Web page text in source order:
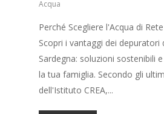
Acqua
Perché Scegliere l'Acqua di
Scopri i vantaggi dei depuratori
Sardegna: soluzioni sostenibili
la tua famiglia. Secondo gli
dell'Istituto CREA,...